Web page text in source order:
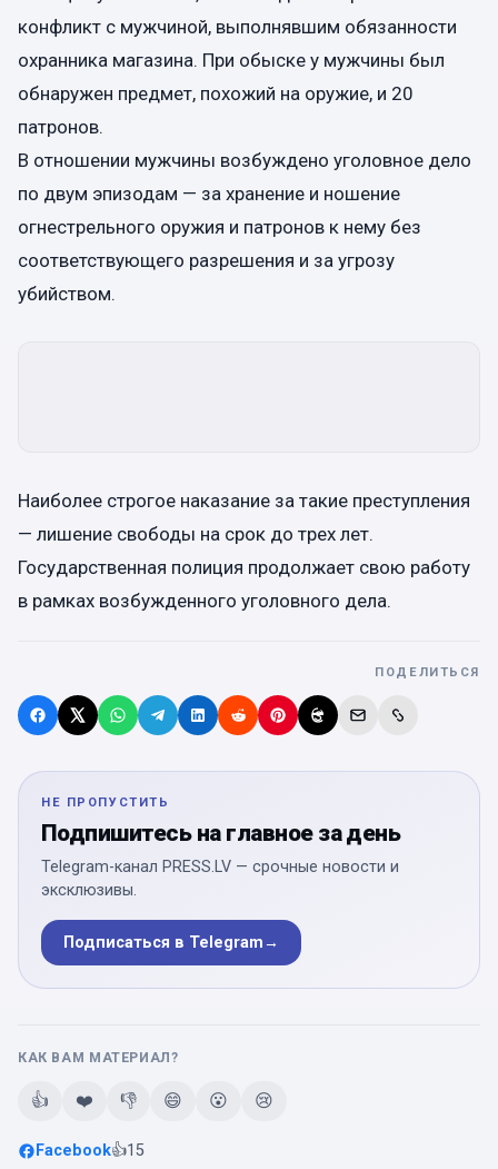
конфликт с мужчиной, выполнявшим обязанности
охранника магазина. При обыске у мужчины был
обнаружен предмет, похожий на оружие, и 20
патронов.
В отношении мужчины возбуждено уголовное дело
по двум эпизодам — ​​за хранение и ношение
огнестрельного оружия и патронов к нему без
соответствующего разрешения и за угрозу
убийством.
Наиболее строгое наказание за такие преступления
— лишение свободы на срок до трех лет.
Государственная полиция продолжает свою работу
в рамках возбужденного уголовного дела.
ПОДЕЛИТЬСЯ
НЕ ПРОПУСТИТЬ
Подпишитесь на главное за день
Telegram-канал PRESS.LV — срочные новости и
эксклюзивы.
Подписаться в Telegram→
КАК ВАМ МАТЕРИАЛ?
👍 ❤️ 👎 😄 😮 😢
Facebook👍15